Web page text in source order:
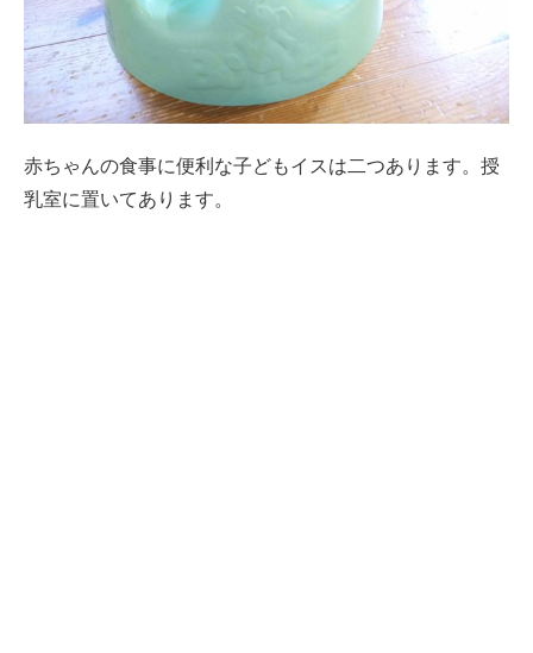
赤ちゃんの食事に便利な子どもイスは二つあります。授
乳室に置いてあります。